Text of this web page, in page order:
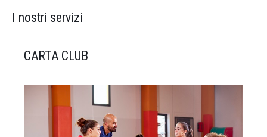
I nostri servizi
CARTA CLUB